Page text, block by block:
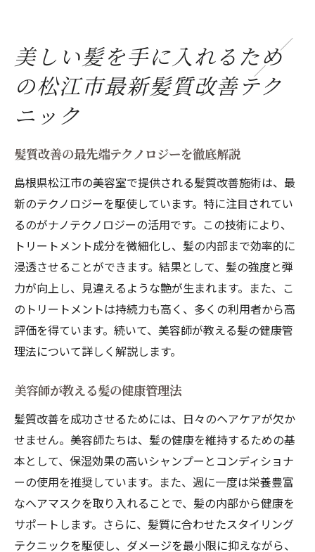
美しい髪を手に入れるため
の松江市最新髪質改善テク
ニック
髪質改善の最先端テクノロジーを徹底解説
島根県松江市の美容室で提供される髪質改善施術は、最
新のテクノロジーを駆使しています。特に注目されてい
るのがナノテクノロジーの活用です。この技術により、
トリートメント成分を微細化し、髪の内部まで効率的に
浸透させることができます。結果として、髪の強度と弾
力が向上し、見違えるような艶が生まれます。また、こ
のトリートメントは持続力も高く、多くの利用者から高
評価を得ています。続いて、美容師が教える髪の健康管
理法について詳しく解説します。
美容師が教える髪の健康管理法
髪質改善を成功させるためには、日々のヘアケアが欠か
せません。美容師たちは、髪の健康を維持するための基
本として、保湿効果の高いシャンプーとコンディショナ
ーの使用を推奨しています。また、週に一度は栄養豊富
なヘアマスクを取り入れることで、髪の内部から健康を
サポートします。さらに、髪質に合わせたスタイリング
テクニックを駆使し、ダメージを最小限に抑えながら、